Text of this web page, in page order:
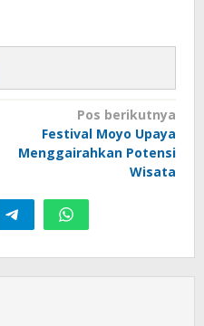
Pos berikutnya
Festival Moyo Upaya
Menggairahkan Potensi
Wisata